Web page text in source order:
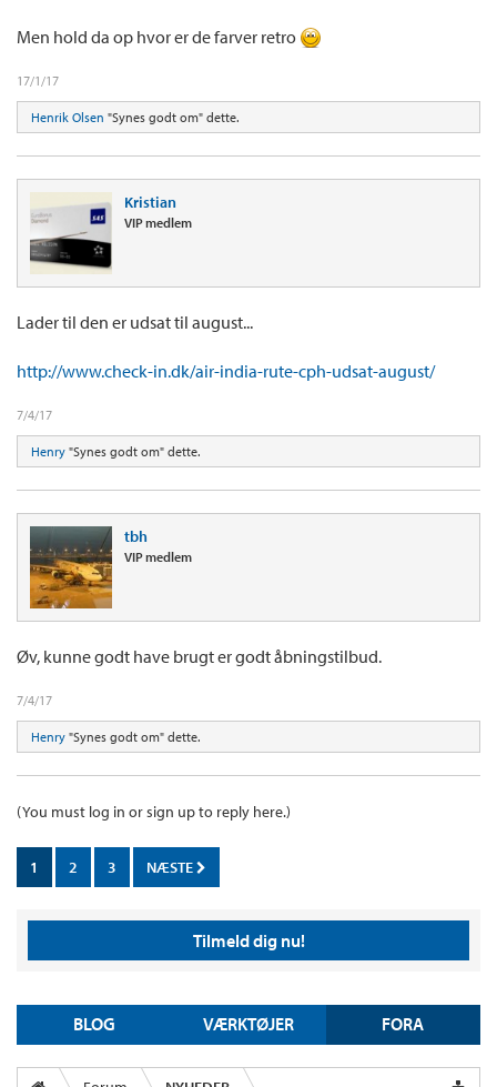
Men hold da op hvor er de farver retro
17/1/17
Henrik Olsen "Synes godt om" dette.
Kristian
VIP medlem
Lader til den er udsat til august...
http://www.check-in.dk/air-india-rute-cph-udsat-august/
7/4/17
Henry "Synes godt om" dette.
tbh
VIP medlem
Øv, kunne godt have brugt er godt åbningstilbud.
7/4/17
Henry "Synes godt om" dette.
(You must log in or sign up to reply here.)
1 2 3 NÆSTE
Tilmeld dig nu!
BLOG VÆRKTØJER FORA